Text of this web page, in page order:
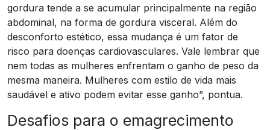
gordura tende a se acumular principalmente na região
abdominal, na forma de gordura visceral. Além do
desconforto estético, essa mudança é um fator de
risco para doenças cardiovasculares. Vale lembrar que
nem todas as mulheres enfrentam o ganho de peso da
mesma maneira. Mulheres com estilo de vida mais
saudável e ativo podem evitar esse ganho”, pontua.
Desafios para o emagrecimento